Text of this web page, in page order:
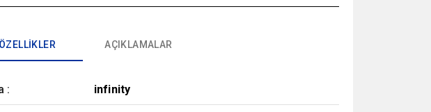
ÖZELLIKLER AÇIKLAMALAR
: infinity